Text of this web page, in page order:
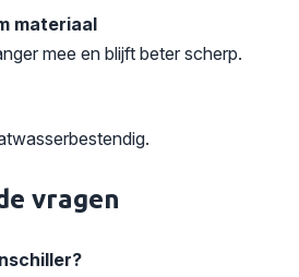
materiaal
mee en blijft beter scherp.
vragen